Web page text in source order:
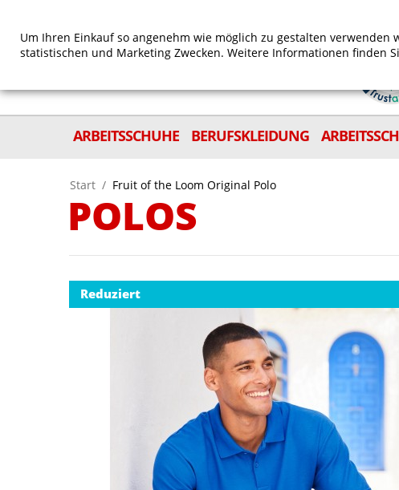
ARBEITSSCHUHE
BERUFSKLEIDUNG
Start / Fruit of the Loom Original Polo
POLOS
Reduziert
Um Ihren Einkauf so angenehm wie möglich zu gestalten
statistischen und Marketing Zwecken. Weitere Informationen finden